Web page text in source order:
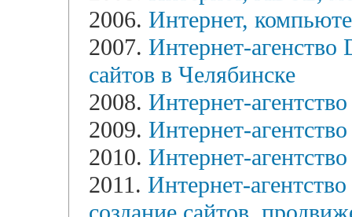
2006. Интернет,
2007. Интернет-агенство
сайтов в Челябинске
2008. Интернет-
2009. Интернет-
2010. Интернет-
2011. Интернет-